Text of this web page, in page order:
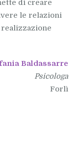
di creare
le relazioni
Baldassarre
Psicologa
Forlì